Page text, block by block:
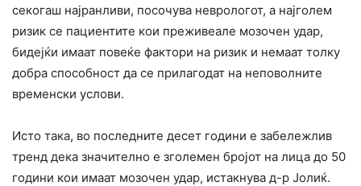
секогаш најранливи, посочува неврологот, а најголем
ризик се пациентите кои преживеале мозочен удар,
бидејќи имаат повеќе фактори на ризик и немаат толку
добра способност да се прилагодат на неповолните
временски услови.
Исто така, во последните десет години е забележлив
тренд дека значително е зголемен бројот на лица до 50
години кои имаат мозочен удар, истакнува д-р Јолиќ.